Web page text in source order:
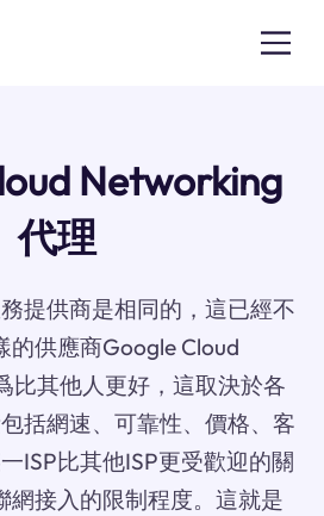
Networking
代理
提供商是相同的，這已經不
的供應商Google Cloud
比其他人更好，這取決於各
括網速、可靠性、價格、客
ISP比其他ISP更受歡迎的關
網接入的限制程度。這就是